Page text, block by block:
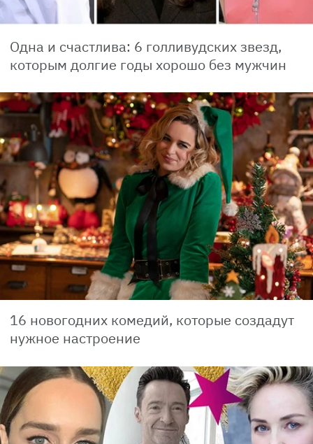
Одна и счастлива: 6 голливудских звезд,
которым долгие годы хорошо без мужчин
16 новогодних комедий, которые создадут
нужное настроение